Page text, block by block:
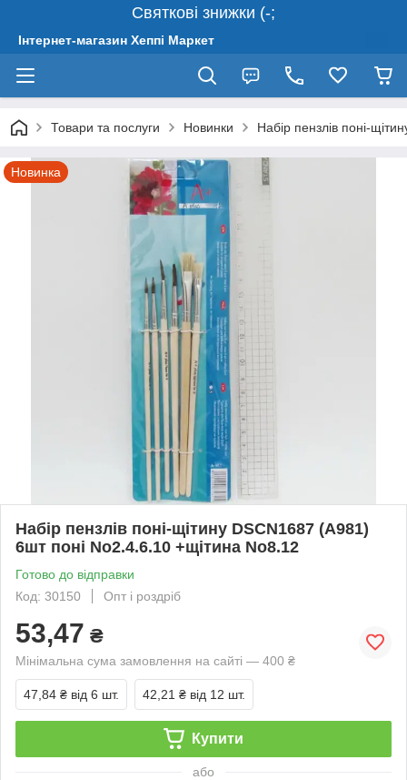
Святкові знижки (-;
Інтернет-магазин Хеппі Маркет
Товари та послуги Новинки Набір пензлів поні-
Новинка
Набір пензлів поні-щітину DSCN1687 (A981)
6шт поні No2.4.6.10 +щітина No8.12
Готово до відправки
Код: 30150
Опт і роздріб
53,47 ₴
Мінімальна сума замовлення на сайті — 400 ₴
47,84 ₴ від 6 шт. 42,21 ₴ від 12 шт.
Купити
або